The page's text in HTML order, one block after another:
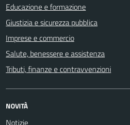
Educazione e formazione
Giustizia e sicurezza pubblica
Imprese e commercio
Salute, benessere e assistenza
Tributi, finanze e contravvenzioni
NOVITÀ
Notizie